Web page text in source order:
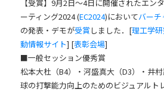
【受賞】9月2日～4日に開催されたエン
ーティング2024 (EC2024)においてバー
の発表・デモが受賞 しました．[理工学
動情報サイト] [表彰会場]
■一般セッション優秀賞
松本大杜（B4）・河盛真大（D3）・井
球の打撃能力向上のためのビジュアルト